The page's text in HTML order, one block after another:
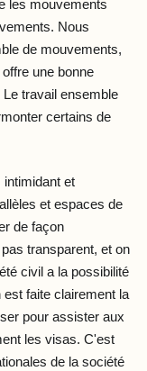
les mouvements
Nous
de mouvements,
une bonne
travail ensemble
certains de
et
et espaces de
de façon
transparent, et on
civil a la possibilité
faite clairement la
pour assister aux
les visas. C'est
de la société